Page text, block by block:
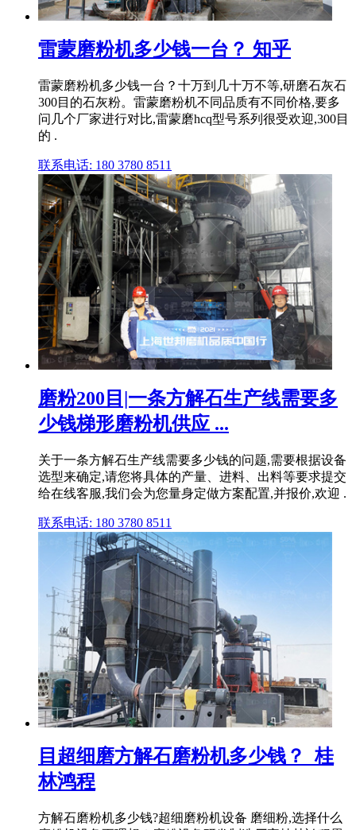
雷蒙磨粉机多少钱一台？ 知乎
雷蒙磨粉机多少钱一台？十万到几十万不等,研磨石灰石
300目的石灰粉。雷蒙磨粉机不同品质有不同价格,要多
问几个厂家进行对比,雷蒙磨hcq型号系列很受欢迎,300目
的 .
联系电话: 180 3780 8511
磨粉200目|一条方解石生产线需要多
少钱梯形磨粉机供应 ...
关于一条方解石生产线需要多少钱的问题,需要根据设备
选型来确定,请您将具体的产量、进料、出料等要求提交
给在线客服,我们会为您量身定做方案配置,并报价,欢迎 .
联系电话: 180 3780 8511
目超细磨方解石磨粉机多少钱？_桂
林鸿程
方解石磨粉机多少钱?超细磨粉机设备 磨细粉,选择什么